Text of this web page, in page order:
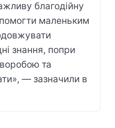
благодійну
маленьким
знання, попри
та
— зазначили в